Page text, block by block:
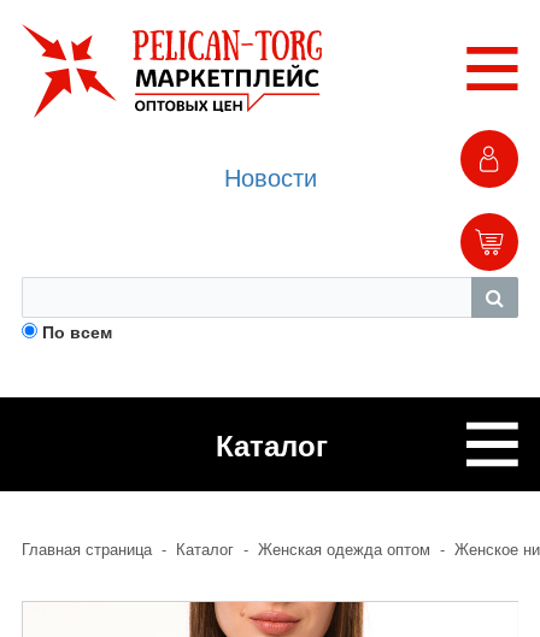
По всем
Новости
Каталог
Главная страница - Каталог - Женская одежда оптом - Женское